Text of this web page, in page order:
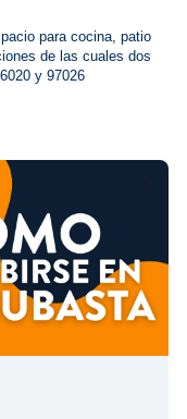
para cocina, patio
de las cuales dos
y 97026